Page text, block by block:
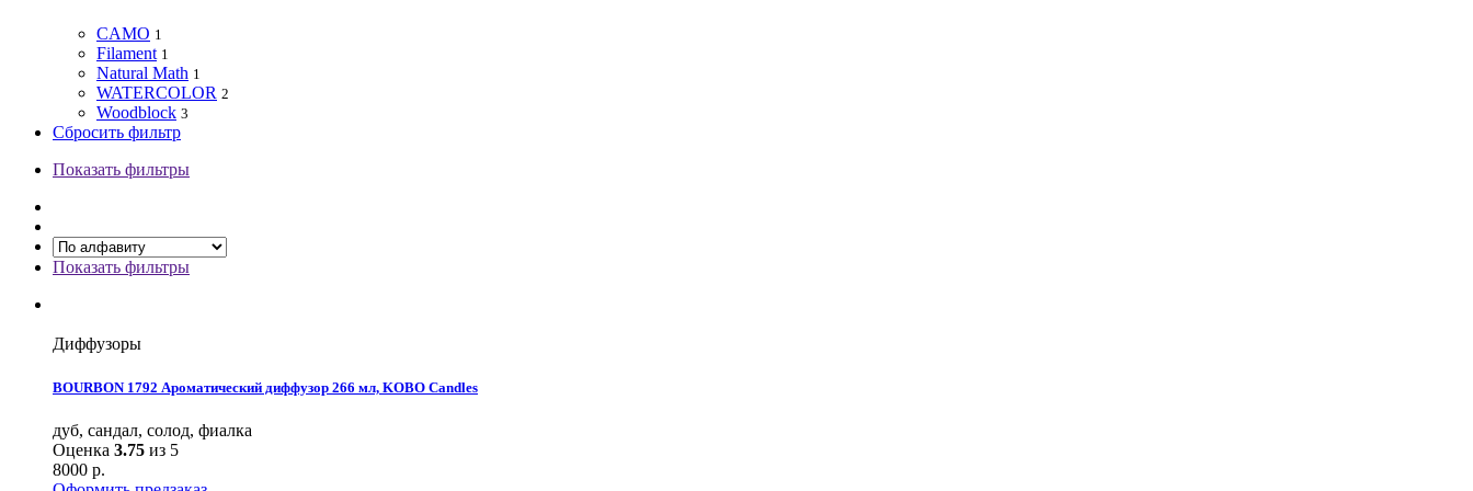
CAMO 1
Filament 1
Natural Math 1
WATERCOLOR 2
Woodblock 3
Сбросить фильтр
Показать фильтры
Показать фильтры
Диффузоры
BOURBON 1792 Ароматический диффузор 266 мл, KOBO Candles
дуб, сандал, солод, фиалка
Оценка 3.75 из 5
8000 р.